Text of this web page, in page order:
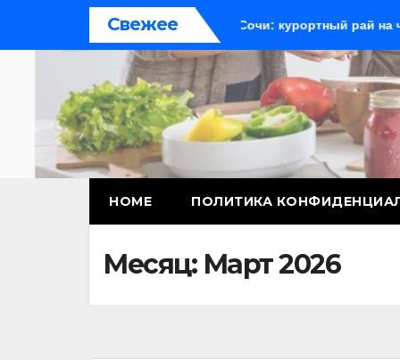
Свежее
для начинающих Сочи: курортный рай на
HOME ПОЛИТИКА
Месяц: Март 2026